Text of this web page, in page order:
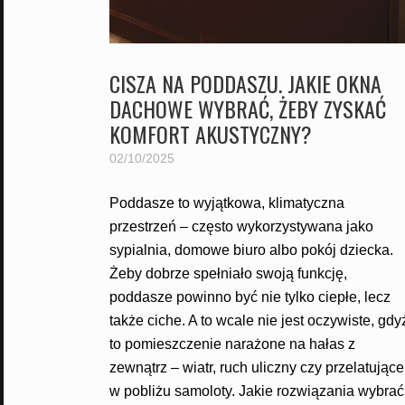
CISZA NA PODDASZU. JAKIE OKNA
DACHOWE WYBRAĆ, ŻEBY ZYSKAĆ
KOMFORT AKUSTYCZNY?
02/10/2025
Poddasze to wyjątkowa, klimatyczna
przestrzeń – często wykorzystywana jako
sypialnia, domowe biuro albo pokój dziecka.
Żeby dobrze spełniało swoją funkcję,
poddasze powinno być nie tylko ciepłe, lecz
także ciche. A to wcale nie jest oczywiste,
to pomieszczenie narażone na hałas z
zewnątrz – wiatr, ruch uliczny czy przelatujące
w pobliżu samoloty. Jakie rozwiązania